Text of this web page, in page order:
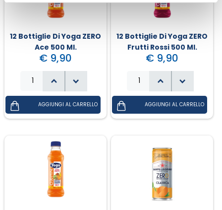
12 Bottiglie Di Yoga ZERO
Ace 500 Ml.
€ 9,90
12 Bottiglie Di Yoga ZERO
Frutti Rossi 500 Ml.
€ 9,90